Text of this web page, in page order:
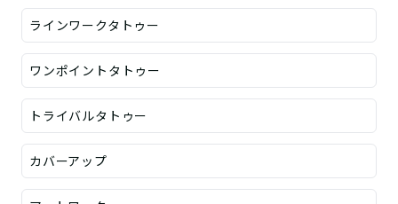
ラインワークタトゥー
ワンポイントタトゥー
トライバルタトゥー
カバーアップ